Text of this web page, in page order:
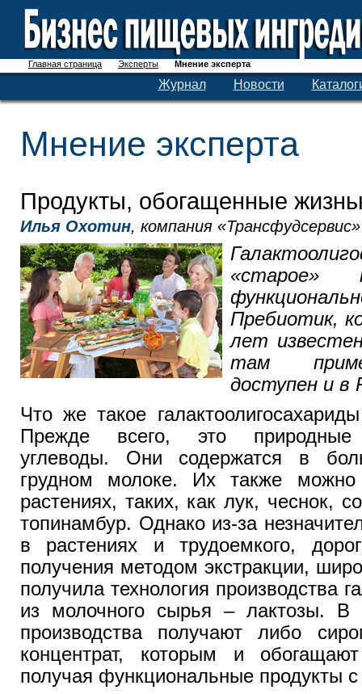
Главная страница Эксперты Мнение эксперта
Журнал Новости
Мнение эксперта
Продукты, обогащенные
Илья Охотин, компания «Трансфудсервис»
Пребиотик,
лет
там
доступен и в
Что же такое
Прежде всего, это природные
углеводы. Они содержатся в
грудном молоке. Их также
растениях, таких, как лук, чеснок,
топинамбур. Однако из-за
в растениях и трудоемкого,
получения методом экстракции,
получила технология производства
из молочного сырья – лактозы. В
производства получают либо
концентрат, которым и
получая функциональные продукты